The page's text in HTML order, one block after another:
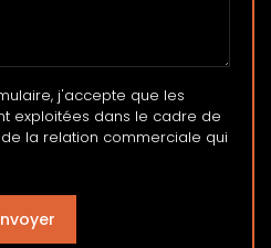
j'accepte que les
exploitées dans le cadre de
la relation commerciale qui